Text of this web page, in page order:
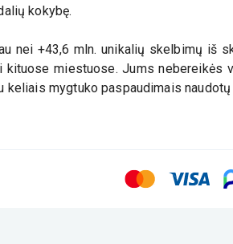
kokybę.
nei +43,6 mln. unikalių skelbimų iš
kituose miestuose. Jums
mygtuko paspaudimais